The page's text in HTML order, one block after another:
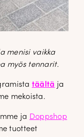
menisi vaikka
myös tennarit.
täältä ja
mekoista.
ja Doppshop
tuotteet
sekä uusista
sähköpostiisi!